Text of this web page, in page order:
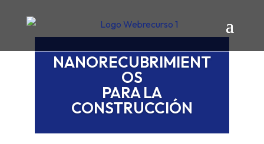
content
NANORECUBRIMIENT
OS
PARA LA
CONSTRUCCIÓN